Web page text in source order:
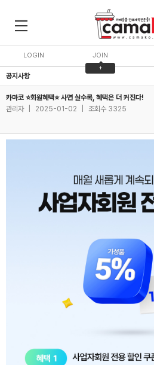
LOGIN
JOIN
+
공지사항
카마코 ⭐회원혜택⭐ 사면 살수록, 혜택은 더 커진다!
관리자
2025-01-02 조회수 3325